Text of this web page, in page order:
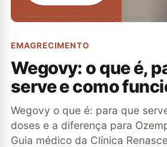
* Responsável técnico: Dr. Renan Abdalla, CRM-PR 42232
EMAGRECIMENTO
Wegovy: o que é,
serve e como
Wegovy o que é: para que
doses e a diferença para
Guia médico da Clínica